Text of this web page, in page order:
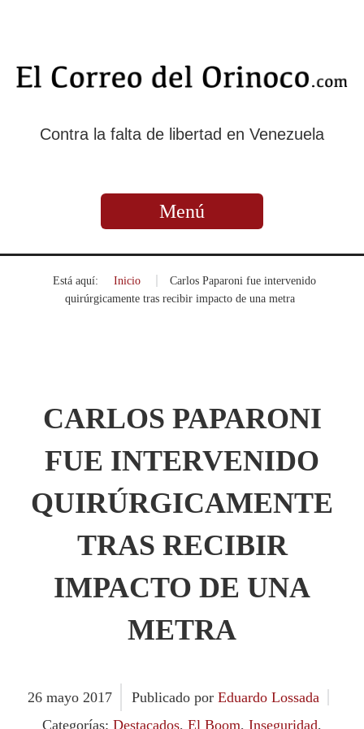
Contra la falta de libertad en Venezuela
Menú
Está aquí: Inicio
Carlos Paparoni fue intervenido
quirúrgicamente tras recibir impacto de una metra
CARLOS PAPARONI
FUE INTERVENIDO
QUIRÚRGICAMENTE
TRAS RECIBIR
IMPACTO DE UNA
METRA
26 mayo 2017 Publicado por Eduardo Lossada
Categorías: Destacados, El Boom, Inseguridad,